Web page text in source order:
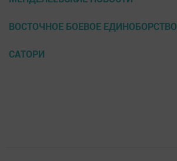
ВОСТОЧНОЕ БОЕВОЕ ЕДИНОБОРСТВО
САТОРИ